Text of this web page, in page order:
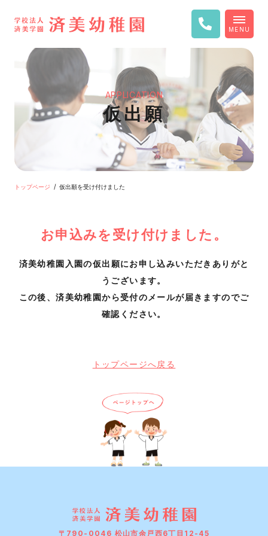
MENU
APPLICATION
仮出願
トップページ 仮出願を受け付けました
お申込みを受け付けました。
済美幼稚園入園の仮出願にお申し込みいただきありがと
うございます。
この後、済美幼稚園から受付のメールが届きますのでご
確認ください。
トップページへ戻る
〒790-0046 松山市余戸西6丁目12-45